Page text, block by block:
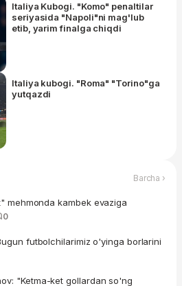
Italiya Kubogi. "Komo" penaltilar
seriyasida "Napoli"ni mag'lub
etib, yarim finalga chiqdi
Italiya kubogi. "Roma" "Torino"ga
yutqazdi
Barcha ›
mehmonda kambek evaziga
0
futbolchilarimiz o'yinga borlarini
"Ketma-ket gollardan so'ng